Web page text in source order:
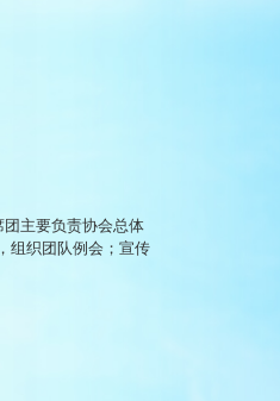
主要负责协会总体
组织团队例会；宣传